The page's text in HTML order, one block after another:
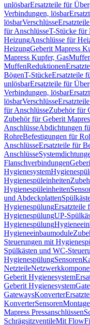
unlösbarErsatzteile für
Verbindungen, lösbar
lösbarVerschlüsse
für AnschlüsseT-Stücke für
HeizungAnschlüsse für
HeizungGeberit Mapress
Mapress Kupfer, Gas
MuffenReduktionen
BögenT-StückeErsatzteile
unlösbarErsatzteile für
Verbindungen, lösbar
lösbarVerschlüsse
für AnschlüsseZubehör für
Zubehör für Geberit
AnschlüsseAbdichtungen
RohreBefestigungen für
AnschlüsseErsatzteile für
Anschlüsse
Flanschverbindungen
Hygienesystem
Hygienespüleinheiten
Hygienespüleinheiten
und Abdeckplatten
HygienespülungErsatzteile
HygienespülungUP-
Hygienespülung
Hygieneeinbaumodule
Steuerungen mit
Spülkästen und WC-
HygienespülungSensoren
Netzteile
Geberit Hygienesystem
Geberit Hygienesystem
GatewaysKonverter
KonverterSensoren
Mapress Pressanschlüssen
SchrägsitzventileMit